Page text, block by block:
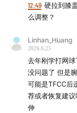
整过程，三阶段
句话是怎么改变我
·胶原蛋白补充的时
蛋白肽配合维生
内的胶原合成效率
软骨保护的完整框
围肌肉均衡、渐
12:49 硬拉到膝
么调整？
Linhan_Huang
2026.6.25
去年刚学打网
没问题了 但是
可能是TFCC后
荐或者恢复建
伸